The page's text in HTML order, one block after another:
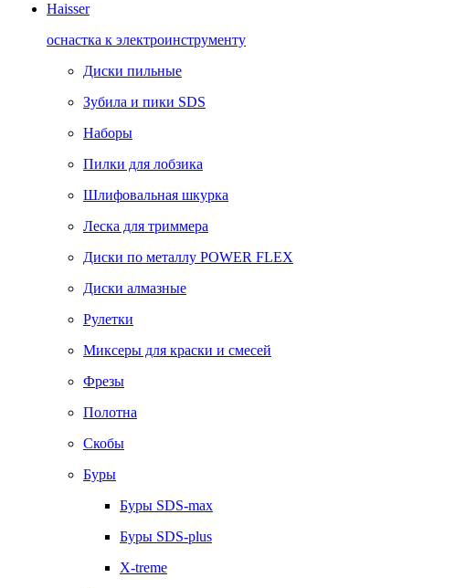
Haisser
оснастка к электроинструменту
Диски пильные
Зубила и пики SDS
Наборы
Пилки для лобзика
Шлифовальная шкурка
Леска для триммера
Диски по металлу POWER FLEX
Диски алмазные
Рулетки
Миксеры для краски и смесей
Фрезы
Полотна
Скобы
Буры
Буры SDS-max
Буры SDS-plus
X-treme